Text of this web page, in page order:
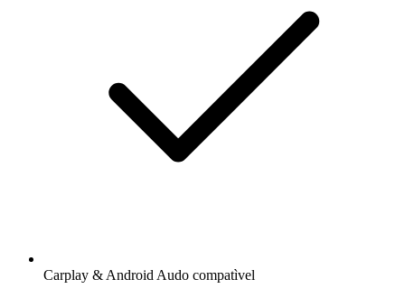
Carplay & Android Audo compatìvel